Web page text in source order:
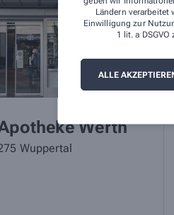
Ländern verarbeitet
Einwilligung zur
1 lit. a
ALLE
Werth
Wuppertal